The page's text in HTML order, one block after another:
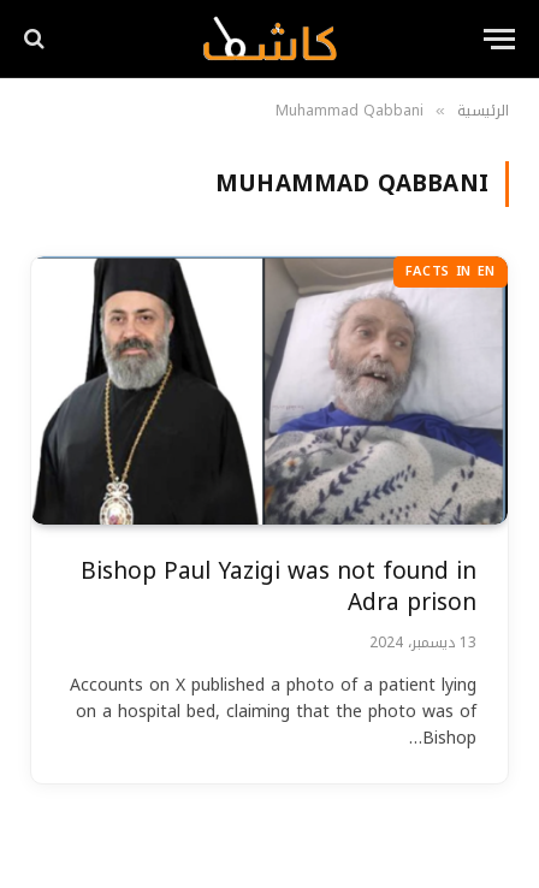
الرئيسية »
Muhammad Qabbani
MUHAMMAD QABBANI
FACTS IN EN
Bishop Paul Yazigi was not found in
Adra prison
13 ديسمبر، 2024
Accounts on X published a photo of a patient lying
on a hospital bed, claiming that the photo was of
Bishop…